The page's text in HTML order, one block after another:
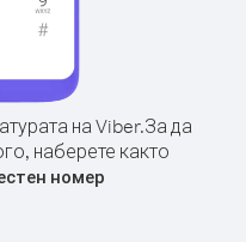
на Viber.За да
наберете както
номер